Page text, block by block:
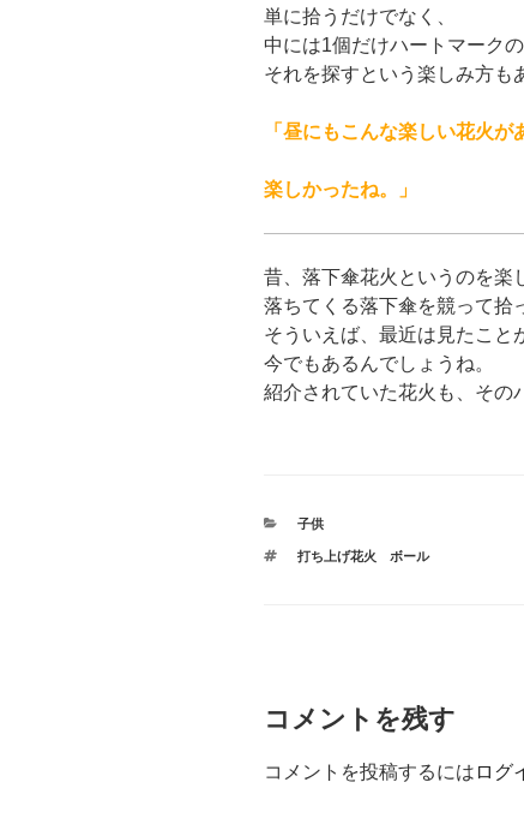
単に拾うだけでなく、
中には1個だけハートマーク
それを探すという楽しみ方も
「昼にもこんな楽しい花火が
楽しかったね。」
昔、落下傘花火というのを楽
落ちてくる落下傘を競って拾
そういえば、最近は見たこと
今でもあるんでしょうね。
紹介されていた花火も、その
カ
ゴ
子供
タ
打ち上げ花火 ボール
コメントを残す
コメントを投稿するには ログ